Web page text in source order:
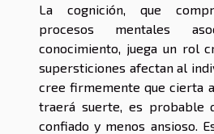
La cognición, que
procesos mentales
conocimiento, juega un rol
supersticiones afectan al
cree firmemente que cierta
traerá suerte, es probable
confiado y menos ansioso.